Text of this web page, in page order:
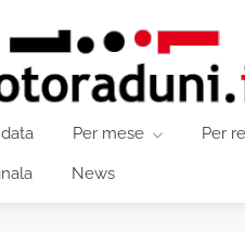
Per mese Per
News